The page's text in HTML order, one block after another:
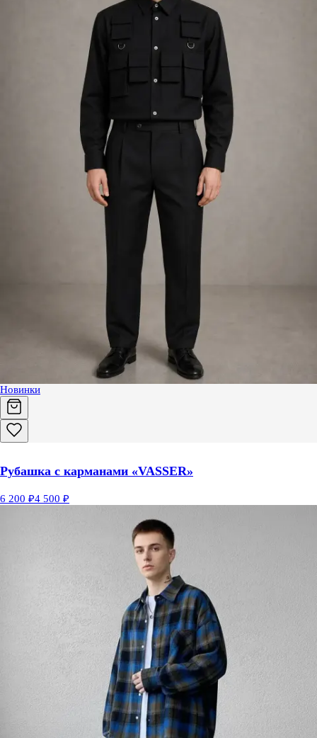
Новинки
Рубашка с карманами «VASSER»
6 200 ₽4 500 ₽